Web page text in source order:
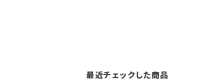
最近チェックした商品